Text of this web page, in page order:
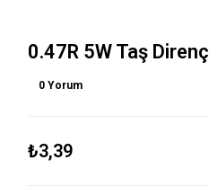
0.47R 5W Taş Direnç
0 Yorum
₺3,39